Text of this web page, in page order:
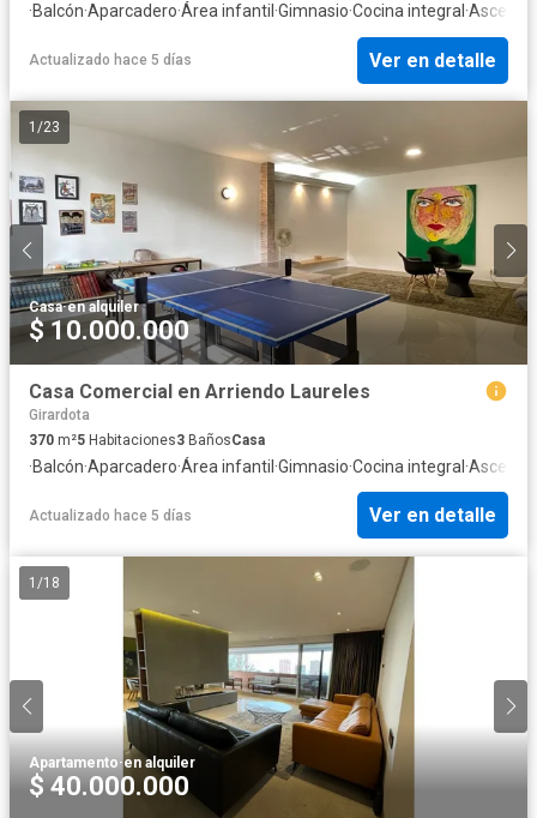
·Balcón·Aparcadero·Área infantil ·Gimnasio·Cocina integral ·
Actualizado hace 5 días Ver en detalle
1 /23
Casa·en alquiler
$ 10.000.000
Casa Comercial en Arriendo Laureles
Girardota
370 m²5 Habitaciones3 BañosCasa
·Balcón·Aparcadero·Área infantil ·Gimnasio·Cocina integral ·
Actualizado hace 5 días Ver en detalle
1 /18
Apartamento·en alquiler
$ 40.000.000